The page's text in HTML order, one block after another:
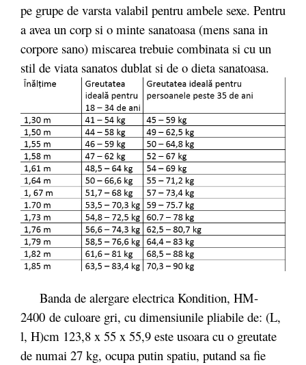
pe grupe de varsta valabil pentru ambele sexe. Pentru
a avea un corp si o minte sanatoasa (mens sana in
corpore sano) miscarea trebuie combinata si cu un
stil de viata sanatos dublat si de o dieta sanatoasa.
Banda de alergare electrica Kondition, HM-
2400 de culoare gri, cu dimensiunile pliabile de: (L,
l, H)cm 123,8 x 55 x 55,9 este usoara cu o greutate
de numai 27 kg, ocupa putin spatiu, putand sa fie